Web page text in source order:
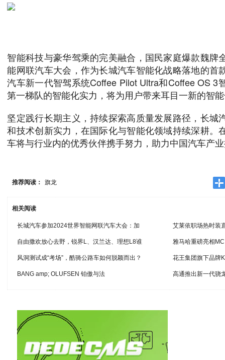
智能科技与豪华驾乘的完美融合，国民家庭爆款魏牌
能网联汽车大会，作为长城汽车智能化战略落地的首
汽车新一代智驾系统Coffee Pilot Ultra和Coffee OS 3
第一梯队的智能化实力，将为用户带来耳目一新的智
坚定践行长期主义，持续探索高质量发展路径，长城
和技术创新实力，在国际化与智能化领域持续深耕。
车将与行业内的优秀伙伴携手努力，助力中国汽车产
推荐阅读： 旗龙
相关阅读
长城汽车参加2024世界智能网联汽车大会：加 艾莱依职场热时装
自由撒欢放心去野，锐界L、汉兰达、理想L8谁 雅马哈重磅亮相
风洞测试成“考场”，酷骑公路车如何脱颖而出？ 花王集团旗下品牌
BANG amp; OLUFSEN 铂傲与法 高通推出新一代骁